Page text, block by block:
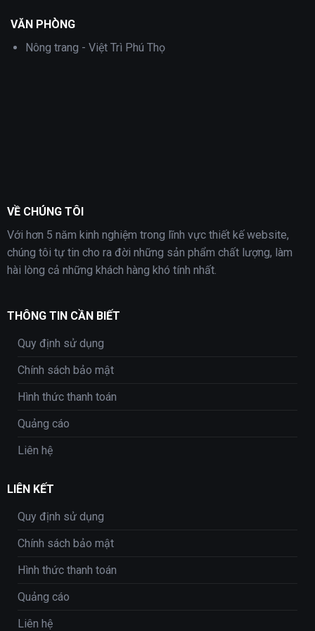
VĂN PHÒNG
Nông trang - Việt Trì Phú Thọ
VỀ CHÚNG TÔI
Với hơn 5 năm kinh nghiệm trong lĩnh vực thiết kế website,
chúng tôi tự tin cho ra đời những sản phẩm chất lượng, làm
hài lòng cả những khách hàng khó tính nhất.
THÔNG TIN CẦN BIẾT
Quy định sử dụng
Chính sách bảo mật
Hình thức thanh toán
Quảng cáo
Liên hệ
LIÊN KẾT
Quy định sử dụng
Chính sách bảo mật
Hình thức thanh toán
Quảng cáo
Liên hệ